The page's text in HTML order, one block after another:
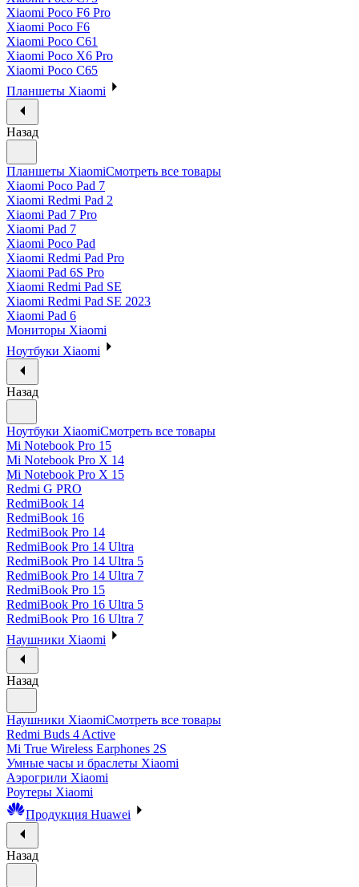
Xiaomi Poco F6 Pro
Xiaomi Poco F6
Xiaomi Poco C61
Xiaomi Poco X6 Pro
Xiaomi Poco C65
Планшеты Xiaomi
Назад
Планшеты XiaomiСмотреть все товары
Xiaomi Poco Pad 7
Xiaomi Redmi Pad 2
Xiaomi Pad 7 Pro
Xiaomi Pad 7
Xiaomi Poco Pad
Xiaomi Redmi Pad Pro
Xiaomi Pad 6S Pro
Xiaomi Redmi Pad SE
Xiaomi Redmi Pad SE 2023
Xiaomi Pad 6
Мониторы Xiaomi
Ноутбуки Xiaomi
Назад
Ноутбуки XiaomiСмотреть все товары
Mi Notebook Pro 15
Mi Notebook Pro X 14
Mi Notebook Pro X 15
Redmi G PRO
RedmiBook 14
RedmiBook 16
RedmiBook Pro 14
RedmiBook Pro 14 Ultra
RedmiBook Pro 14 Ultra 5
RedmiBook Pro 14 Ultra 7
RedmiBook Pro 15
RedmiBook Pro 16 Ultra 5
RedmiBook Pro 16 Ultra 7
Наушники Xiaomi
Назад
Наушники XiaomiСмотреть все товары
Redmi Buds 4 Active
Mi True Wireless Earphones 2S
Умные часы и браслеты Xiaomi
Аэрогрили Xiaomi
Роутеры Xiaomi
Продукция Huawei
Назад